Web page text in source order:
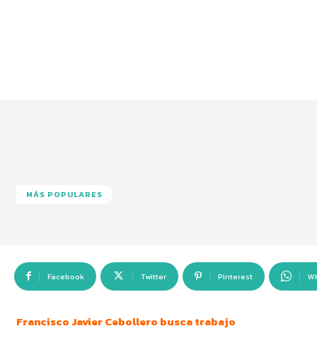
MÁS POPULARES
Facebook Twitter Pinterest
Francisco Javier Cebollero busca trabajo